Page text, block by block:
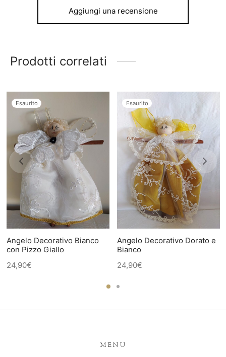
Aggiungi una recensione
Prodotti correlati
Esaurito
Angelo Decorativo Bianco
con Pizzo Giallo
24,90€
Esaurito
Angelo Decorativo Dorato e
Bianco
24,90€
MENU